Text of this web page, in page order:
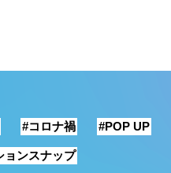
#コロナ禍 #POP UP
ョンスナップ